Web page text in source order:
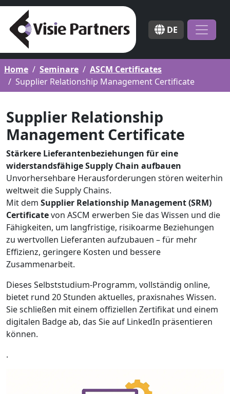
DE
Home Seminare
ASCM Certificates
Supplier Relationship Management Certificate
Supplier Relationship
Management Certificate
Stärkere Lieferantenbeziehungen für eine
widerstandsfähige Supply Chain aufbauen
Unvorhersehbare Herausforderungen stören weiterhin
weltweit die Supply Chains.
Mit dem Supplier Relationship Management (SRM)
Certificatevon ASCM erwerben Sie das Wissen und die
Fähigkeiten, um langfristige, risikoarme Beziehungen
zu wertvollen Lieferanten aufzubauen – für mehr
Effizienz, geringere Kosten und bessere
Zusammenarbeit.
Dieses Selbststudium-Programm, vollständig online,
bietet rund 20 Stunden aktuelles, praxisnahes Wissen.
Sie schließen mit einem offiziellen Zertifikat und einem
digitalen Badge ab, das Sie auf LinkedIn präsentieren
können.
.